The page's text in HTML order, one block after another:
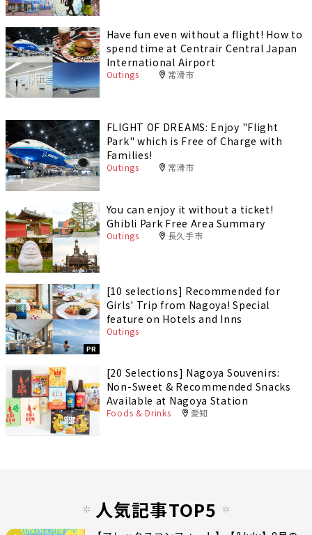
Have fun even without a flight! How to
spend time at Centrair Central Japan
International Airport
Outings 常滑市
FLIGHT OF DREAMS: Enjoy "Flight
Park" which is Free of Charge with
Families!
Outings 常滑市
You can enjoy it without a ticket!
Ghibli Park Free Area Summary
Outings 長久手市
PR
[10 selections] Recommended for
Girls' Trip from Nagoya! Special
feature on Hotels and Inns
Outings
[20 Selections] Nagoya Souvenirs:
Non-Sweet & Recommended Snacks
Available at Nagoya Station
Foods & Drinks 愛知
人気記事TOP5